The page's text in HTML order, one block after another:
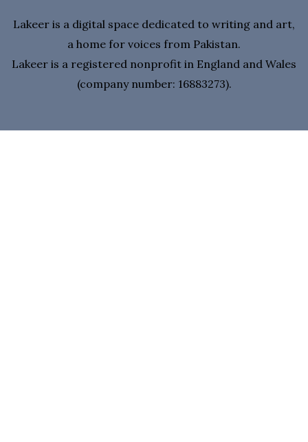
Lakeer is a digital space dedicated to writing and art,
a home for voices from Pakistan.
Lakeer is a registered nonprofit in England and Wales
(company number: 16883273).